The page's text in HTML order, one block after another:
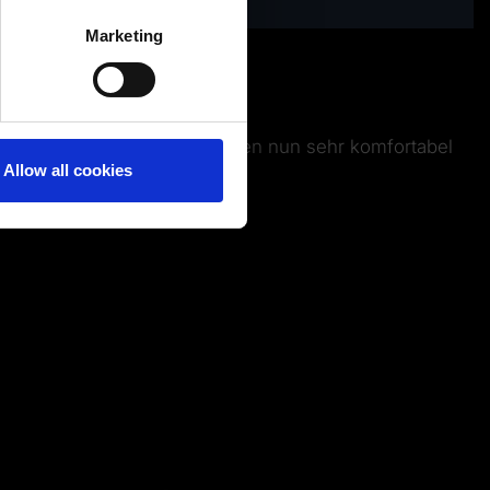
meters
Marketing
Allow all cookies
nutzen
benutzerdefinierte Ansichten nun sehr komfortabel
kopieren.